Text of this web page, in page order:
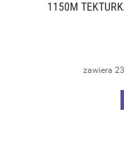
1150M
zawiera